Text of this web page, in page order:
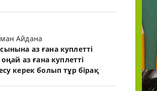
Айдана
аз ғана куплетті
оңай аз ғана куплетті
керек болып тұр бірақ